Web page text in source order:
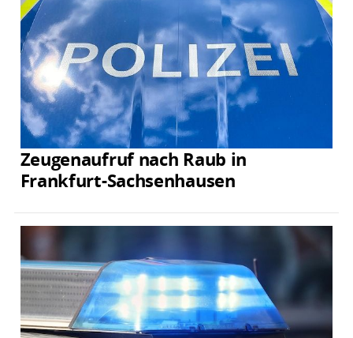
Zeugenaufruf nach Raub in
Frankfurt-Sachsenhausen